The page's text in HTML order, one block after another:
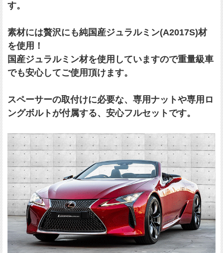
す。
素材には贅沢にも純国産ジュラルミン(A2017S)材
を使用！
国産ジュラルミン材を使用していますので重量級車
でも安心してご使用頂けます。
スペーサーの取付けに必要な、専用ナットや専用ロ
ングボルトが付属する、安心フルセットです。